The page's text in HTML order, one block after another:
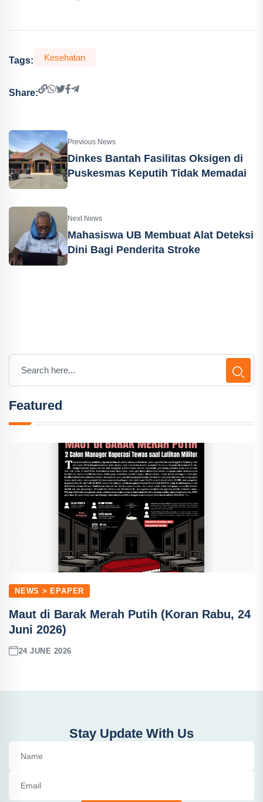
Tags: Kesehatan
Share:
Previous News
Dinkes Bantah Fasilitas Oksigen di
Puskesmas Keputih Tidak Memadai
Next News
Mahasiswa UB Membuat Alat Deteksi
Dini Bagi Penderita Stroke
Featured
NEWS > EPAPER
Maut di Barak Merah Putih (Koran Rabu, 24
Juni 2026)
24 JUNE 2026
Stay Update With Us